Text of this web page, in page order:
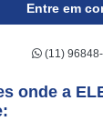
eletrica
eletrica
Embu das Artes
Entre em
(11)
onde a